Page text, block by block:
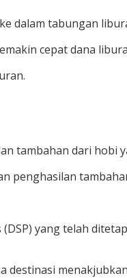
dalam tabungan
cepat dana
tambahan dari hobi
penghasilan
yang telah